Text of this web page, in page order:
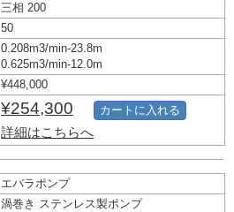
三相 200
50
0.208m3/min-23.8m
0.625m3/min-12.0m
¥448,000
¥254,300
詳細はこちらへ
カートに入れる
エバラポンプ
渦巻き ステンレス製ポンプ